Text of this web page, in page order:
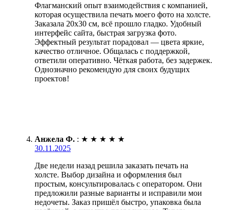
Флагманский опыт взаимодействия с компанией,
которая осуществила печать моего фото на холсте.
Заказала 20х30 см, всё прошло гладко. Удобный
интерфейс сайта, быстрая загрузка фото.
Эффектный результат порадовал — цвета яркие,
качество отличное. Общалась с поддержкой,
ответили оперативно. Чёткая работа, без задержек.
Однозначно рекомендую для своих будущих
проектов!
Анжела Ф. : ★ ★ ★ ★ ★
30.11.2025
Две недели назад решила заказать печать на
холсте. Выбор дизайна и оформления был
простым, консультировалась с оператором. Они
предложили разные варианты и исправили мои
недочеты. Заказ пришёл быстро, упаковка была